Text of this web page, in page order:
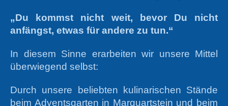
„Du kommst nicht weit, bevor Du nicht
anfängst, etwas für andere zu tun.“
In diesem Sinne erarbeiten wir unsere Mittel
überwiegend selbst:
Durch unsere beliebten kulinarischen Stände
beim Adventsgarten in Marquartstein und beim